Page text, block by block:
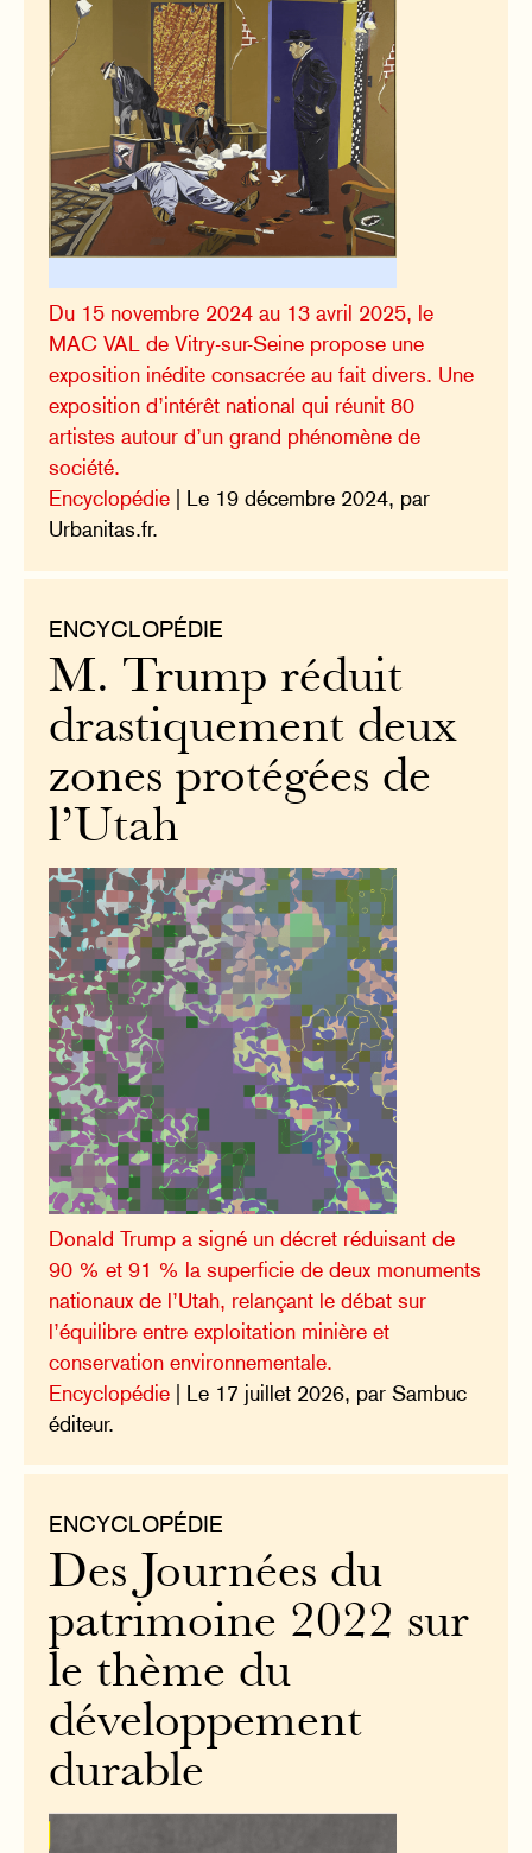
Du 15 novembre 2024 au 13 avril 2025, le
MAC VAL de Vitry-sur-Seine propose une
exposition inédite consacrée au fait divers. Une
exposition d’intérêt national qui réunit 80
artistes autour d’un grand phénomène de
société.
Encyclopédie | Le 19 décembre 2024, par
Urbanitas.fr.
ENCYCLOPÉDIE
M. Trump réduit
drastiquement deux
zones protégées de
l’Utah
Donald Trump a signé un décret réduisant de
90 % et 91 % la superficie de deux monuments
nationaux de l’Utah, relançant le débat sur
l’équilibre entre exploitation minière et
conservation environnementale.
Encyclopédie | Le 17 juillet 2026, par Sambuc
éditeur.
ENCYCLOPÉDIE
Des Journées du
patrimoine 2022 sur
le thème du
développement
durable